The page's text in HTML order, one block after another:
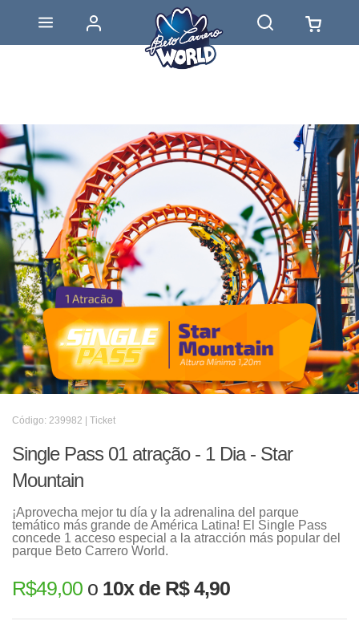
Código: 239982 | Ticket
Single Pass 01 atração - 1 Dia - Star
Mountain
¡Aprovecha mejor tu día y la adrenalina del parque
temático más grande de América Latina! El Single Pass
concede 1 acceso especial a la atracción más popular del
parque Beto Carrero World.
R$49,00 o 10x de R$ 4,90